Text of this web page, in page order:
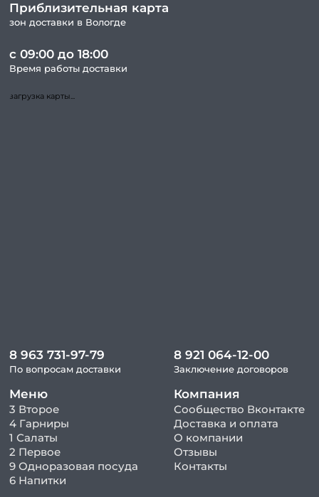
Приблизительная карта
зон доставки в Вологде
с 09:00 до 18:00
Время работы доставки
загрузка карты...
8 963 731-97-79
По вопросам доставки
Меню
3 Второе
4 Гарниры
1 Салаты
2 Первое
9 Одноразовая посуда
6 Напитки
8 921 064-12-00
Заключение договоров
Компания
Сообщество Вконтакте
Доставка и оплата
О компании
Отзывы
Контакты